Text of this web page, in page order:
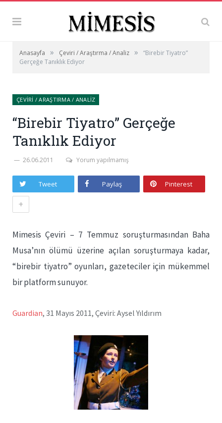
Anasayfa » Çeviri / Araştırma / Analiz »
“Birebir Tiyatro”
Gerçeğe Tanıklık Ediyor
ÇEVIRI / ARAŞTIRMA / ANALIZ
“Birebir Tiyatro” Gerçeğe
Tanıklık Ediyor
26.06.2011 Yorum yapılmamış
Tweet Paylaş Pinterest
+
Mimesis Çeviri – 7 Temmuz soruşturmasından Baha
Musa’nın ölümü üzerine açılan soruşturmaya kadar,
“birebir tiyatro” oyunları, gazeteciler için mükemmel
bir platform sunuyor.
Guardian, 31 Mayıs 2011, Çeviri: Aysel Yıldırım